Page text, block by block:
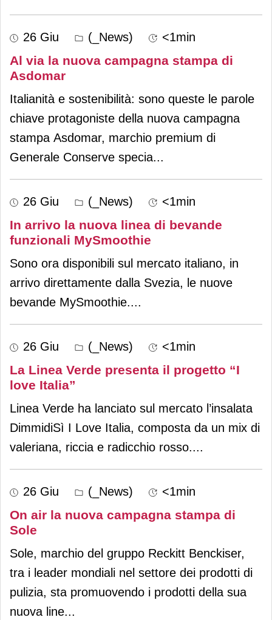
26 Giu (_News) <1min
Al via la nuova campagna stampa di
Asdomar
Italianità e sostenibilità: sono queste le parole
chiave protagoniste della nuova campagna
stampa Asdomar, marchio premium di
Generale Conserve specia...
26 Giu (_News) <1min
In arrivo la nuova linea di bevande
funzionali MySmoothie
Sono ora disponibili sul mercato italiano, in
arrivo direttamente dalla Svezia, le nuove
bevande MySmoothie....
26 Giu (_News) <1min
La Linea Verde presenta il progetto “I
love Italia”
Linea Verde ha lanciato sul mercato l’insalata
DimmidiSì I Love Italia, composta da un mix di
valeriana, riccia e radicchio rosso....
26 Giu (_News) <1min
On air la nuova campagna stampa di
Sole
Sole, marchio del gruppo Reckitt Benckiser,
tra i leader mondiali nel settore dei prodotti di
pulizia, sta promuovendo i prodotti della sua
nuova line...